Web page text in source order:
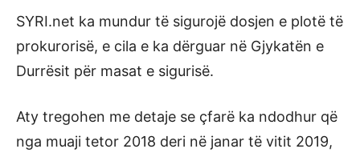
SYRI.net ka mundur të sigurojë dosjen e plotë të
prokurorisë, e cila e ka dërguar në Gjykatën e
Durrësit për masat e sigurisë.
Aty tregohen me detaje se çfarë ka ndodhur që
nga muaji tetor 2018 deri në janar të vitit 2019,